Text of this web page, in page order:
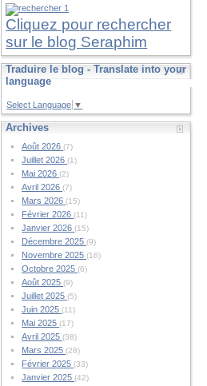
Cliquez pour rechercher
sur le blog Seraphim
Traduire le blog - Translate into your
language
Select Language ▼
Archives
Août 2026(7)
Juillet 2026(1)
Mai 2026(2)
Avril 2026(7)
Mars 2026(15)
Février 2026(11)
Janvier 2026(15)
Décembre 2025(9)
Novembre 2025(16)
Octobre 2025(6)
Août 2025(9)
Juillet 2025(5)
Juin 2025(11)
Mai 2025(17)
Avril 2025(38)
Mars 2025(28)
Février 2025(33)
Janvier 2025(42)